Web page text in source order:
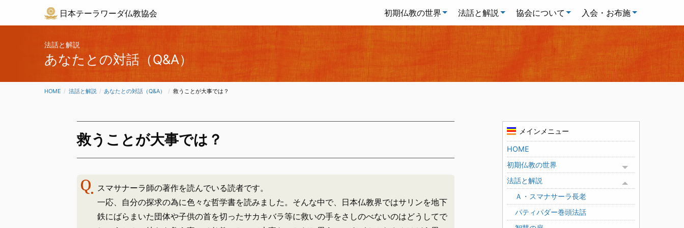
日本テーラワーダ仏教協会 初期仏教の世界 法話と解説 協会について 入会・お布施
法話と解説
あなたとの対話（Q&A）
HOME 法話と解説 あなたとの対話（Q&A） CURRENT:
救うことが大事では？
救うことが大事では？
スマサナーラ師の著作を読んでいる読者です。
一応、自分の探求の為に色々な哲学書を読みました。そんな中で、日本仏教界ではサリンを地下
鉄にばらまいた団体や子供の首を切ったサカキバラ等に救いの手をさしのべないのはどうしてで
メインメニュー
HOME
初期仏教の世界
Toggle menu
法話と解説
Toggle menu
Ａ・スマナサーラ長老
パティパダー巻頭法話